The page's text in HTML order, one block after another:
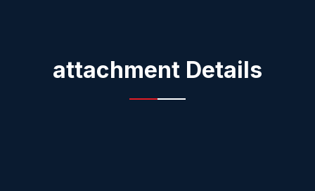
attachment Details